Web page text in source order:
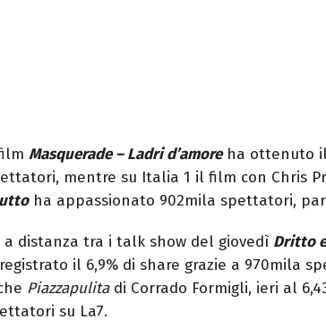
Masquerade – Ladri d’amoreha ottenuto il
mentre su Italia 1 il film con Chris
ha appassionato 902mila spettatori,
a distanza tra i talk show del giovedì Dritto
il 6,9% di share grazie a 970mila
Piazzapulitadi Corrado Formigli, ieri al
su La7.